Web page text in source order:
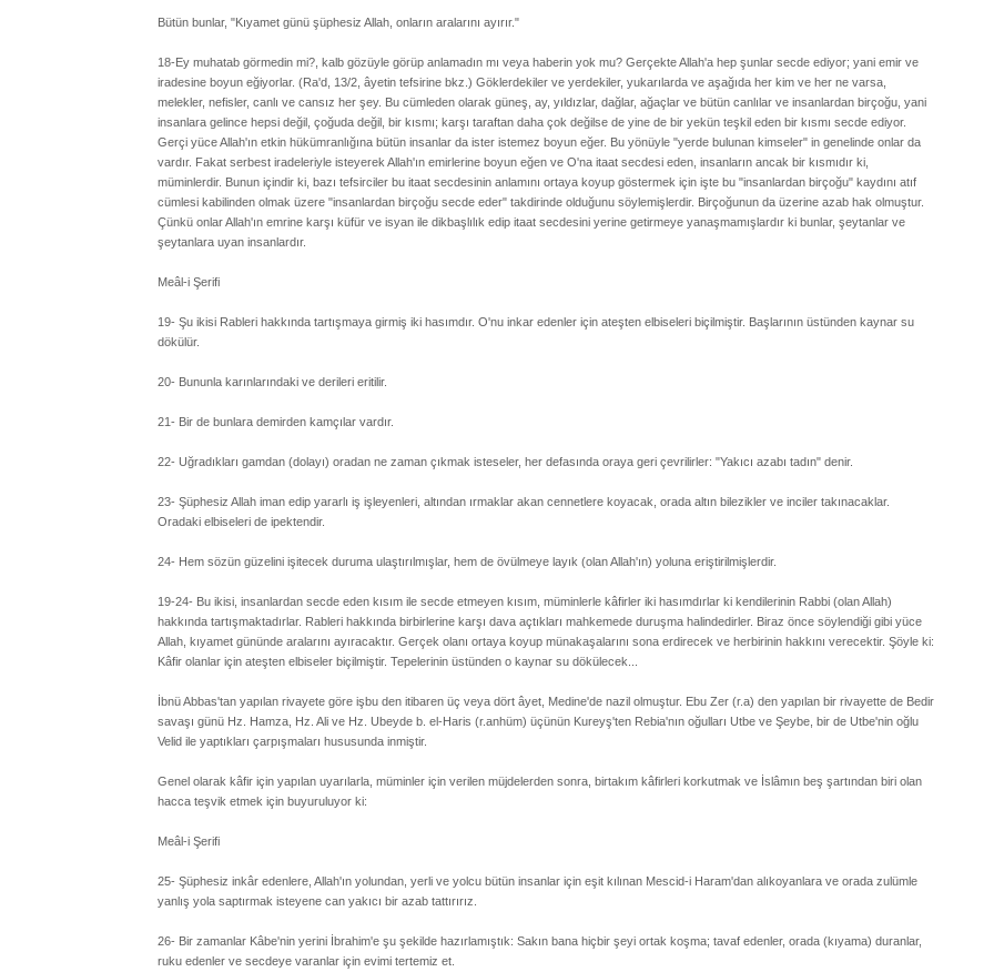
Bütün bunlar, "Kıyamet günü şüphesiz Allah, onların aralarını ayırır."
18-Ey muhatab görmedin mi?, kalb gözüyle görüp anlamadın mı veya haberin yok mu? Gerçekte Allah'a hep şunlar secde ediyor; yani emir ve
iradesine boyun eğiyorlar. (Ra'd, 13/2, âyetin tefsirine bkz.) Göklerdekiler ve yerdekiler, yukarılarda ve aşağıda her kim ve her ne varsa,
melekler, nefisler, canlı ve cansız her şey. Bu cümleden olarak güneş, ay, yıldızlar, dağlar, ağaçlar ve bütün canlılar ve insanlardan birçoğu, yani
insanlara gelince hepsi değil, çoğuda değil, bir kısmı; karşı taraftan daha çok değilse de yine de bir yekün teşkil eden bir kısmı secde ediyor.
Gerçi yüce Allah'ın etkin hükümranlığına bütün insanlar da ister istemez boyun eğer. Bu yönüyle "yerde bulunan kimseler" in genelinde onlar da
vardır. Fakat serbest iradeleriyle isteyerek Allah'ın emirlerine boyun eğen ve O'na itaat secdesi eden, insanların ancak bir kısmıdır ki,
müminlerdir. Bunun içindir ki, bazı tefsirciler bu itaat secdesinin anlamını ortaya koyup göstermek için işte bu "insanlardan birçoğu" kaydını atıf
cümlesi kabilinden olmak üzere "insanlardan birçoğu secde eder" takdirinde olduğunu söylemişlerdir. Birçoğunun da üzerine azab hak olmuştur.
Çünkü onlar Allah'ın emrine karşı küfür ve isyan ile dikbaşlılık edip itaat secdesini yerine getirmeye yanaşmamışlardır ki bunlar, şeytanlar ve
şeytanlara uyan insanlardır.
Meâl-i Şerifi
19- Şu ikisi Rableri hakkında tartışmaya girmiş iki hasımdır. O'nu inkar edenler için ateşten elbiseleri biçilmiştir. Başlarının üstünden kaynar su
dökülür.
20- Bununla karınlarındaki ve derileri eritilir.
21- Bir de bunlara demirden kamçılar vardır.
22- Uğradıkları gamdan (dolayı) oradan ne zaman çıkmak isteseler, her defasında oraya geri çevrilirler: "Yakıcı azabı tadın" denir.
23- Şüphesiz Allah iman edip yararlı iş işleyenleri, altından ırmaklar akan cennetlere koyacak, orada altın bilezikler ve inciler takınacaklar.
Oradaki elbiseleri de ipektendir.
24- Hem sözün güzelini işitecek duruma ulaştırılmışlar, hem de övülmeye layık (olan Allah'ın) yoluna eriştirilmişlerdir.
19-24- Bu ikisi, insanlardan secde eden kısım ile secde etmeyen kısım, müminlerle kâfirler iki hasımdırlar ki kendilerinin Rabbi (olan Allah)
hakkında tartışmaktadırlar. Rableri hakkında birbirlerine karşı dava açtıkları mahkemede duruşma halindedirler. Biraz önce söylendiği gibi yüce
Allah, kıyamet gününde aralarını ayıracaktır. Gerçek olanı ortaya koyup münakaşalarını sona erdirecek ve herbirinin hakkını verecektir. Şöyle ki:
Kâfir olanlar için ateşten elbiseler biçilmiştir. Tepelerinin üstünden o kaynar su dökülecek...
İbnü Abbas'tan yapılan rivayete göre işbu den itibaren üç veya dört âyet, Medine'de nazil olmuştur. Ebu Zer (r.a) den yapılan bir rivayette de Bedir
savaşı günü Hz. Hamza, Hz. Ali ve Hz. Ubeyde b. el-Haris (r.anhüm) üçünün Kureyş'ten Rebia'nın oğulları Utbe ve Şeybe, bir de Utbe'nin oğlu
Velid ile yaptıkları çarpışmaları hususunda inmiştir.
Genel olarak kâfir için yapılan uyarılarla, müminler için verilen müjdelerden sonra, birtakım kâfirleri korkutmak ve İslâmın beş şartından biri olan
hacca teşvik etmek için buyuruluyor ki:
Meâl-i Şerifi
25- Şüphesiz inkâr edenlere, Allah'ın yolundan, yerli ve yolcu bütün insanlar için eşit kılınan Mescid-i Haram'dan alıkoyanlara ve orada zulümle
yanlış yola saptırmak isteyene can yakıcı bir azab tattırırız.
26- Bir zamanlar Kâbe'nin yerini İbrahim'e şu şekilde hazırlamıştık: Sakın bana hiçbir şeyi ortak koşma; tavaf edenler, orada (kıyama) duranlar,
ruku edenler ve secdeye varanlar için evimi tertemiz et.